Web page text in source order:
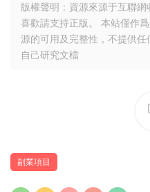
版權聲明：資源來源于互聯
喜歡請支持正版。 本站僅作
源的可用及完整性，不提供
自己研究文檔
副業項目